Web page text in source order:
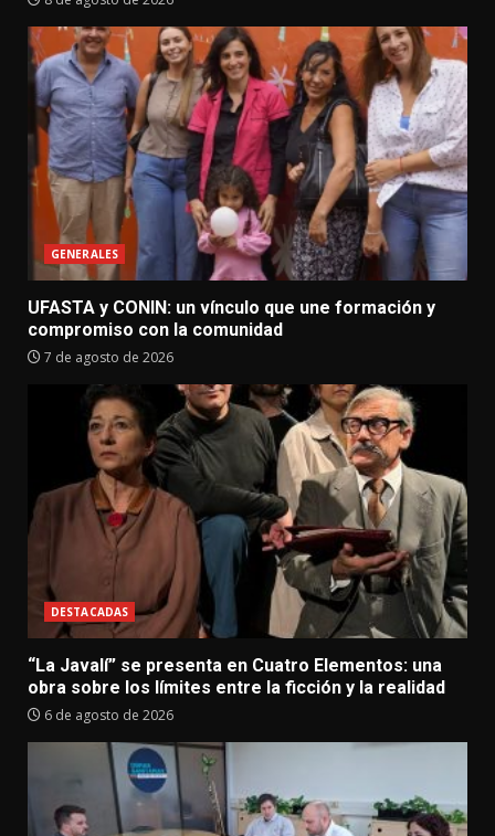
GENERALES
UFASTA y CONIN: un vínculo que une formación y
compromiso con la comunidad
7 de agosto de 2026
DESTACADAS
“La Javalí” se presenta en Cuatro Elementos: una
obra sobre los límites entre la ficción y la realidad
6 de agosto de 2026